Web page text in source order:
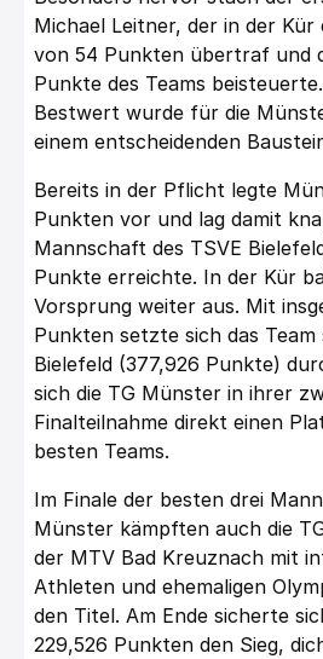
Michael Leitner, der in der
von 54 Punkten übertraf und
Punkte des Teams
Bestwert wurde für die
einem entscheidenden
Bereits in der Pflicht legte
Punkten vor und lag damit
Mannschaft des TSVE
Punkte erreichte. In der Kür
Vorsprung weiter aus. Mit
Punkten setzte sich das
Bielefeld (377,926 Punkte)
sich die TG Münster in ihrer
Finalteilnahme direkt einen
besten Teams.
Im Finale der besten drei
Münster kämpften auch die
der MTV Bad Kreuznach mit
Athleten und ehemaligen
den Titel. Am Ende sicherte
229,526 Punkten den Sieg,